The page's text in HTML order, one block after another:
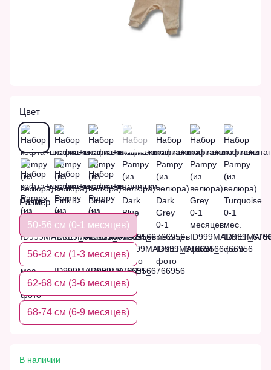
Цвет
Размер
50-56 см (0-1 месяцев)
56-62 см (1-3 месяцев)
62-68 см (3-6 месяцев)
68-74 см (6-9 месяцев)
В наличии